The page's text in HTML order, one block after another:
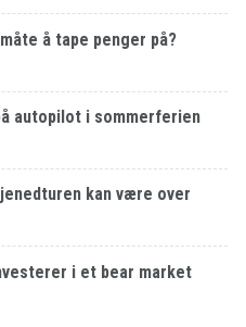
å tape penger på?
autopilot i sommerferien
kan være over
i et bear market